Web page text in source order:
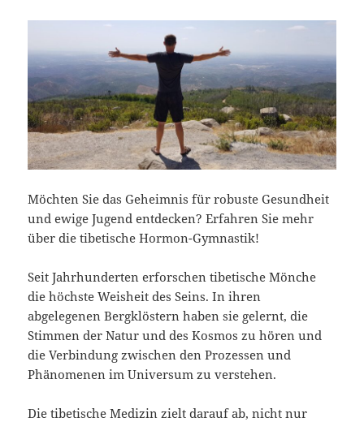
Möchten Sie das Geheimnis für robuste Gesundheit
und ewige Jugend entdecken? Erfahren Sie mehr
über die tibetische Hormon-Gymnastik!
Seit Jahrhunderten erforschen tibetische Mönche
die höchste Weisheit des Seins. In ihren
abgelegenen Bergklöstern haben sie gelernt, die
Stimmen der Natur und des Kosmos zu hören und
die Verbindung zwischen den Prozessen und
Phänomenen im Universum zu verstehen.
Die tibetische Medizin zielt darauf ab, nicht nur